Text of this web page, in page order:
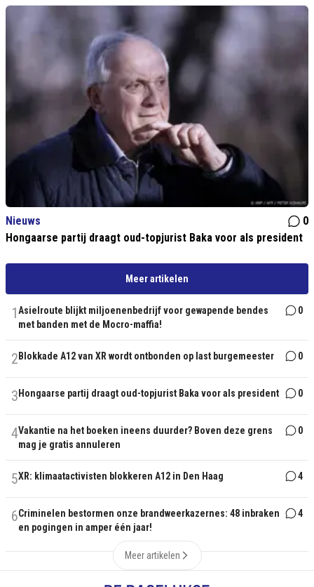
Nieuws
0
Hongaarse partij draagt oud-topjurist Baka voor als president
Meer artikelen
1Asielroute blijkt miljoenenbedrijf voor gewapende bendes
met banden met de Mocro-maffia!
0
2 Blokkade A12 van XR wordt ontbonden op last burgemeester 0
3 Hongaarse partij draagt oud-topjurist Baka voor als president 0
4Vakantie na het boeken ineens duurder? Boven deze grens
mag je gratis annuleren
0
5XR: klimaatactivisten blokkeren A12 in Den Haag 4
6Criminelen bestormen onze brandweerkazernes: 48 inbraken
en pogingen in amper één jaar!
4
Meer artikelen